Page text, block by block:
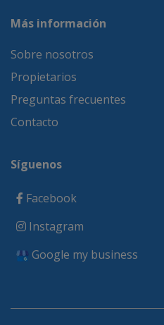
Más información
Sobre nosotros
Propietarios
Preguntas frecuentes
Contacto
Síguenos
Facebook
Instagram
Google my business